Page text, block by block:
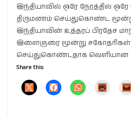
இந்தியாவில் ஒரே நேரத்தில்
திருமணம் செய்துகொண்ட
இந்தியாவின் உத்தரப் பிரதேச
இளைஞரை மூன்று சகோதரிகள்
செய்துகொண்டதாக வெளியான
Share this: